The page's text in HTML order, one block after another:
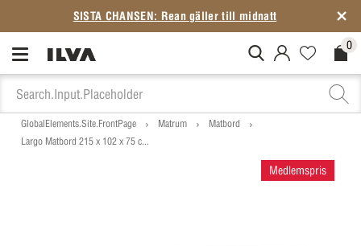
SISTA CHANSEN: Rean gäller till midnatt
MitIlva.Login 0
GlobalElements.Site.FrontPage Matrum
Matbord
Largo Matbord 215 x 102 x 75 c...
Medlemspris